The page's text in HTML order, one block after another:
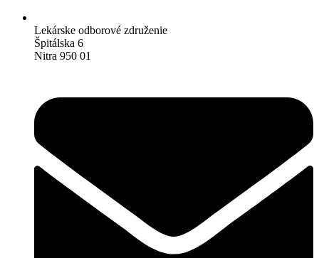
Lekárske odborové združenie
Špitálska 6
Nitra 950 01